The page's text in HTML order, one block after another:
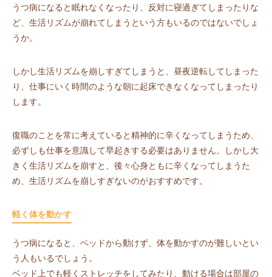
うつ病になると眠れなくなったり、反対に寝過ぎてしまったりな
ど、生活リズムが崩れてしまうという方もいるのではないでしょ
うか。
しかし生活リズムを崩しすぎてしまうと、昼夜逆転してしまった
り、仕事にいく時間のような朝に起床できなくなってしまったり
します。
復職のことを常に考えていると精神的に辛くなってしまうため、
必ずしも仕事を意識して早起きする必要はありません。しかし大
きく生活リズムを崩すと、後々心身ともに辛くなってしまうた
め、生活リズムを崩しすぎないのがおすすめです。
軽く体を動かす
うつ病になると、ベッドから動けず、体を動かすのが難しいとい
う人もいるでしょう。
ベッド上でも軽くストレッチをしてみたり、動ける場合は部屋の